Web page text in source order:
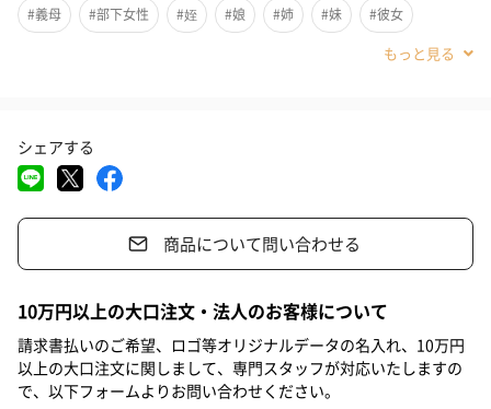
化粧水や美容液の美容成分を逃がさずお肌にとどめ、良質なオイ
ルベールを形成してくれます。軽い使用感でベタつかず、しっか
【目的】保湿クリーム
【使用量目安】パール粒大程度
#義母 #部下女性 #姪 #娘 #姉 #妹 #彼女
#女性
#50代 #60代
シェアする
商品について問い合わせる
10万円以上の大口注文・法人のお客様について
請求書払いのご希望、ロゴ等オリジナルデータの名入れ、10万円
以上の大口注文に関しまして、専門スタッフが対応いたしますの
で、以下フォームよりお問い合わせください。